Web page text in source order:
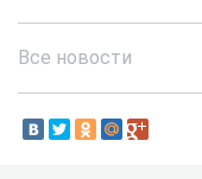
Все новости